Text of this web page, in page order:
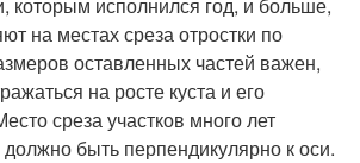
на местах среза отростки по
оставленных частей важен,
на росте куста и его
среза участков много лет
должно быть перпендикулярно к оси.